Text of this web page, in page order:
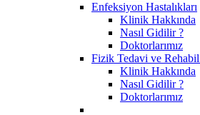
Enfeksiyon Hastalıkları
Klinik Hakkında
Nasıl Gidilir ?
Doktorlarımız
Fizik Tedavi ve
Klinik Hakkında
Nasıl Gidilir ?
Doktorlarımız